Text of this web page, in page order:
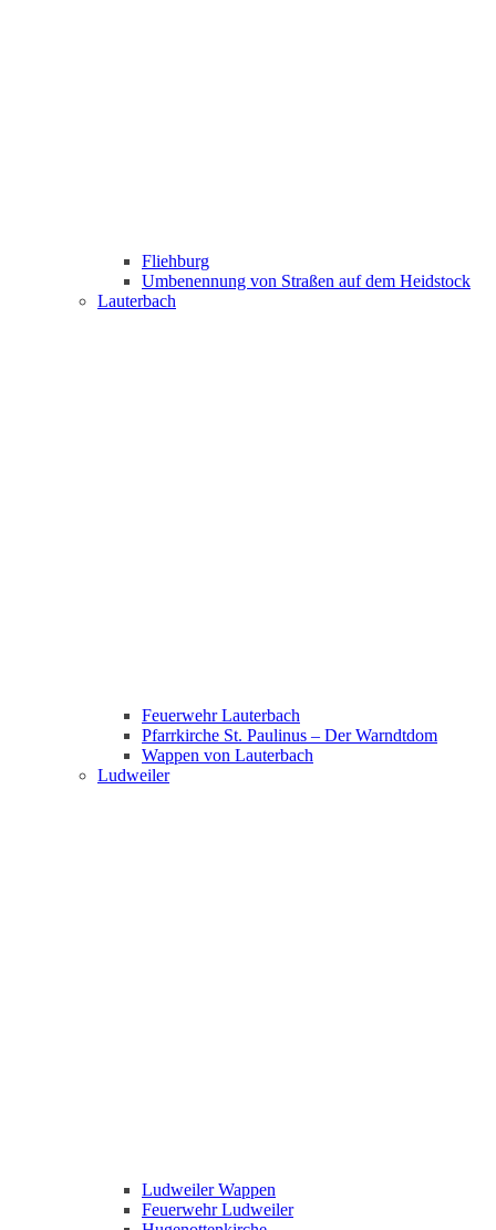
Fliehburg
Umbenennung von Straßen auf dem Heidstock
Lauterbach
Feuerwehr Lauterbach
Pfarrkirche St. Paulinus – Der Warndtdom
Wappen von Lauterbach
Ludweiler
Ludweiler Wappen
Feuerwehr Ludweiler